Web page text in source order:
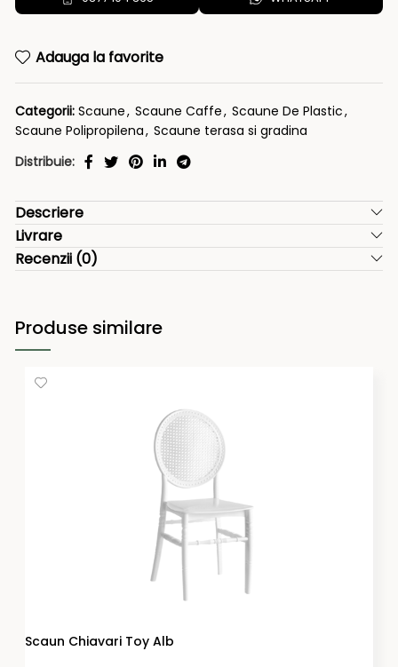
Adauga la favorite
Categorii: Scaune, Scaune Caffe, Scaune De Plastic,
Scaune Polipropilena, Scaune terasa si gradina
Distribuie:
Descriere
Livrare
Recenzii (0)
Produse similare
Scaun Chiavari Toy Alb